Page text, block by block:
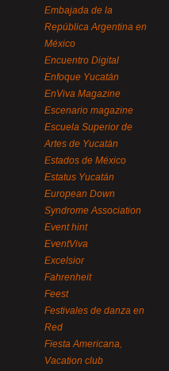
Embajada de la
República Argentina en
México
Encuentro Digital
Enfoque Yucatán
EnViva Magazine
Escenario magazine
Escuela Superior de
Artes de Yucatán
Estados de México
Estatus Yucatán
European Down
Syndrome Association
Event hint
EventViva
Excelsior
Fahrenheit
Feest
Festivales de danza en
Red
Fiesta Americana,
Vacation club